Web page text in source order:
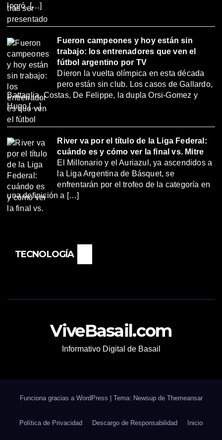
logró. […]
Fueron campeones y hoy están sin
trabajo: los entrenadores que ven el
fútbol argentino por TV
Dieron la vuelta olímpica en esta década
pero están sin club. Los casos de Gallardo,
Battaglia, Costas, De Felippe, la dupla Orsi-Gomez y
Hugo […]
River va por el título de la Liga Federal:
cuándo es y cómo ver la final vs. Mitre
El Millonario y el Auriazul, ya ascendidos a
la Liga Argentina de Básquet, se
enfrentarán por el trofeo de la categoría en
una definición a […]
TECNOLOGÍA
ViveBasail.com
Informativo Digital de Basail
Funciona gracias a WordPress Tema: Newsup de Themeansar
Política de Privacidad Descargo de Responsabilidad Inicio